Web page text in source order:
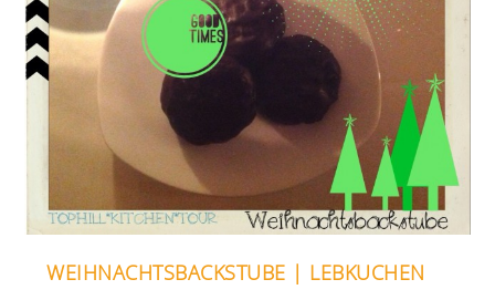
WEIHNACHTSBACKSTUBE | LEBKUCHEN